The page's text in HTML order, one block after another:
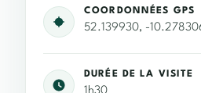
COORDONNÉES GPS
52.139930, -
DURÉE DE LA VISITE